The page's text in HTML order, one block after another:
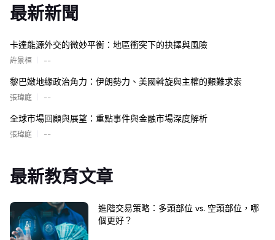
最新新聞
卡達能源外交的微妙平衡：地區衝突下的抉擇與風險
許景桓 --
黎巴嫩地緣政治角力：伊朗勢力、美國斡旋與主權的艱難求索
張瑋庭 --
全球市場回顧與展望：重點事件與金融市場深度解析
張瑋庭 --
最新教育文章
進階交易策略：多頭部位 vs. 空頭部位，哪
個更好？